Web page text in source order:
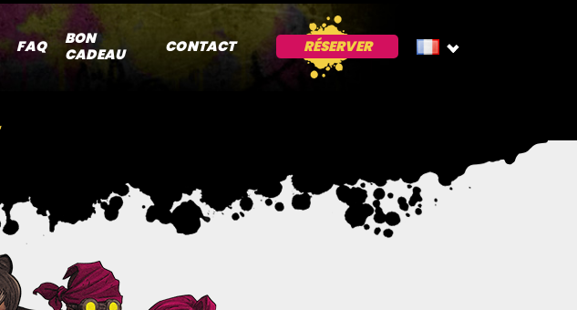
FAQ
BON
CADEAU
CONTACT RÉSERVER